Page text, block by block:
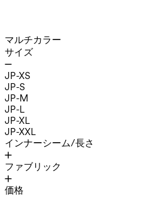
マルチカラー
サイズ
JP-XS
JP-S
JP-M
JP-L
JP-XL
JP-XXL
インナーシーム/長さ
ファブリック
価格